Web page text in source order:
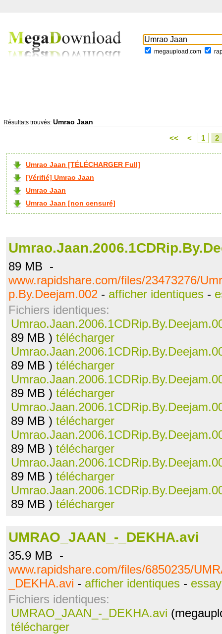
megaupload.com
Résultats trouvés: Umrao Jaan
<< < 1 2
Umrao Jaan [TÉLÉCHARGER Full]
[Vérifié] Umrao Jaan
Umrao Jaan
Umrao Jaan [non censuré]
89 MB -
www.rapidshare.com/files/23473276/
p.By.Deejam.002 - afficher identiques -
Fichiers identiques:
89 MB ) télécharger
89 MB ) télécharger
89 MB ) télécharger
89 MB ) télécharger
89 MB ) télécharger
89 MB ) télécharger
89 MB ) télécharger
UMRAO_JAAN_-_DEKHA.avi
35.9 MB -
www.rapidshare.com/files/6850235/
_DEKHA.avi - afficher identiques -
Fichiers identiques:
UMRAO_JAAN_-_DEKHA.avi
télécharger